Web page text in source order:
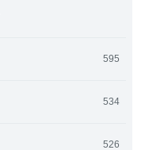
595
534
526